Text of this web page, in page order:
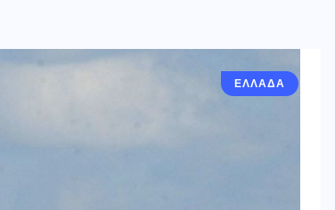
ΕΛΛΑΔΑ